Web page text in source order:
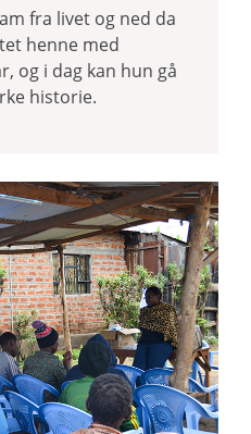
fra livet og ned da
henne med
og i dag kan hun gå
historie.